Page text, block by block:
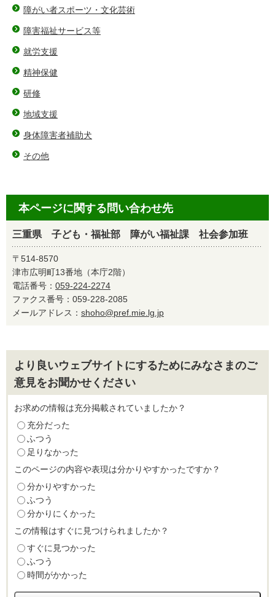
障がい者スポーツ・文化芸術
障害福祉サービス等
就労支援
精神保健
研修
地域支援
身体障害者補助犬
その他
本ページに関する問い合わせ先
三重県 子ども・福祉部 障がい福祉課 社会参加班
〒514-8570
津市広明町13番地（本庁2階）
電話番号： 059-224-2274
ファクス番号：059-228-2085
メールアドレス： shoho@pref.mie.lg.jp
より良いウェブサイトにするためにみなさまのご
意見をお聞かせください
お求めの情報は充分掲載されていましたか？
充分だった
ふつう
足りなかった
このページの内容や表現は分かりやすかったですか？
分かりやすかった
ふつう
分かりにくかった
この情報はすぐに見つけられましたか？
すぐに見つかった
ふつう
時間がかかった